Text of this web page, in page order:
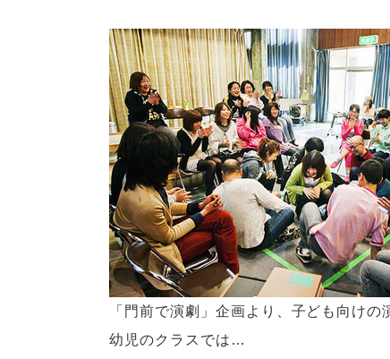
「門前で演劇」企画より、子ども向けの
幼児のクラスでは…